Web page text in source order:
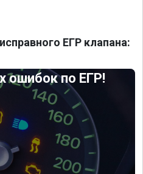
ЕГР клапана:
ошибок по ЕГР!